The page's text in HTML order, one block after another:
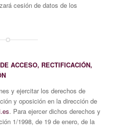
cesión de datos de los
ACCESO, RECTIFICACIÓN,
y ejercitar los derechos de
y oposición en la dirección de
. Para ejercer dichos derechos y
1/1998, de 19 de enero, de la